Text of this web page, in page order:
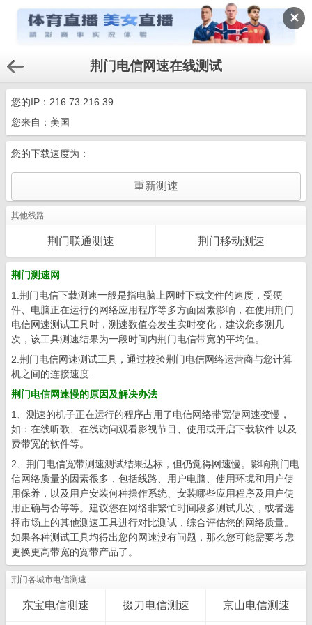
✕
荆门电信网速在线测试
您的IP： 216.73.216.39
您来自：美国
您的下载速度为：
其他线路
荆门联通测速 荆门移动测速
荆门测速网
1.荆门电信下载测速一般是指电脑上网时下载文件的速度，受硬
件、电脑正在运行的网络应用程序等多方面因素影响，在使用荆门
电信网速测试工具时，测速数值会发生实时变化，建议您多测几
次，该工具测速结果为一段时间内荆门电信带宽的平均值。
2.荆门电信网速测试工具，通过校验荆门电信网络运营商与您计算
机之间的连接速度.
荆门电信网速慢的原因及解决办法
1、测速的机子正在运行的程序占用了电信网络带宽使网速变慢，
如：在线听歌、在线访问观看影视节目、使用或开启下载软件 以及
费带宽的软件等。
2、荆门电信宽带测速测试结果达标，但仍觉得网速慢。影响荆门电
信网络质量的因素很多，包括线路、用户电脑、使用环境和用户使
用保养，以及用户安装何种操作系统、安装哪些应用程序及用户使
用正确与否等等。建议您在网络非繁忙时间段多测试几次，或者选
择市场上的其他测速工具进行对比测试，综合评估您的网络质量。
如果各种测试工具均得出您的网速没有问题，那么您可能需要考虑
更换更高带宽的宽带产品了。
荆门各城市电信测速
东宝电信测速 掇刀电信测速 京山电信测速